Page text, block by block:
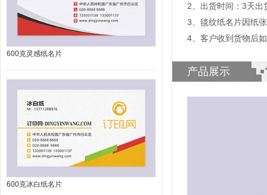
600克灵感纸名片
600克冰白纸名片
2、出货时间：3天出
3、毯纹纸名片因纸
4、客户收到货物后
产品展示